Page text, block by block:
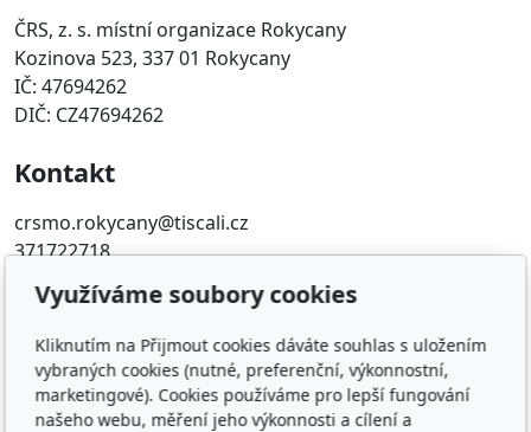
ČRS, z. s. místní organizace Rokycany
Kozinova 523, 337 01 Rokycany
IČ: 47694262
DIČ: CZ47694262
Kontakt
crsmo.rokycany@tiscali.cz
371722718
Oblíbené odkazy
Západočeský územní svaz
Časopis rybářství
Přihlášení RIS
Využíváme soubory cookies
Kliknutím na Přijmout cookies dáváte souhlas s uložením
vybraných cookies (nutné, preferenční, výkonnostní,
marketingové). Cookies používáme pro lepší fungování
našeho webu, měření jeho výkonnosti a cílení a